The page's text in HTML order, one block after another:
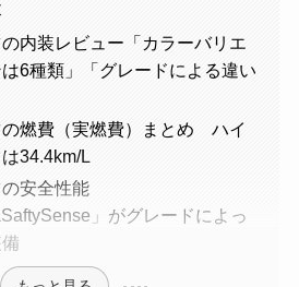
内装レビュー「カラーバリエ
6種類」「グレードによる違い
の燃費（実燃費）まとめ ハイ
34.4km/L
安全性能
」がグレードによっ